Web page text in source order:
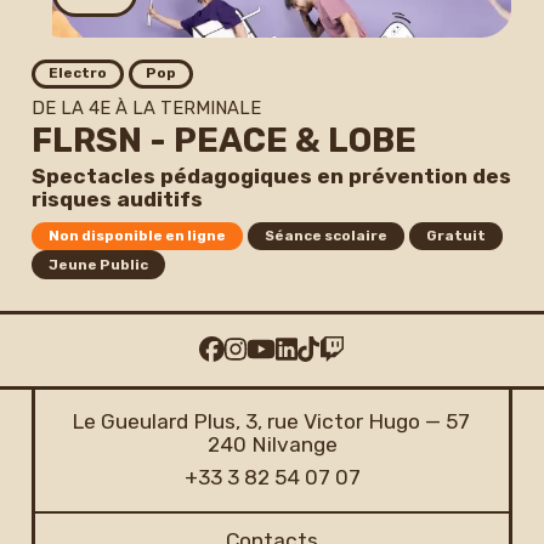
Electro Pop
DE LA 4E À LA TERMINALE
FLRSN - PEACE & LOBE
Spectacles pédagogiques en prévention des
risques auditifs
Non disponible en ligne Séance scolaire
Gratuit
Jeune Public
Le Gueulard Plus, 3, rue Victor Hugo — 57
240 Nilvange
+33 3 82 54 07 07